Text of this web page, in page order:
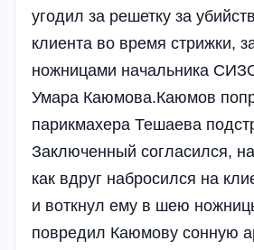
угодил за решетку за
клиента во время стрижки,
ножницами начальника
Умара Каюмова.Каюмов
парикмахера Тешаева
Заключенный согласился,
как вдруг набросился на
и воткнул ему в шею
повредил Каюмову сонную